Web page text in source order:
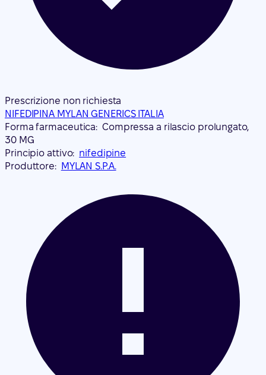
Prescrizione non richiesta
NIFEDIPINA MYLAN GENERICS ITALIA
Forma farmaceutica: Compressa a rilascio prolungato,
30 MG
Principio attivo: nifedipine
Produttore: MYLAN S.P.A.